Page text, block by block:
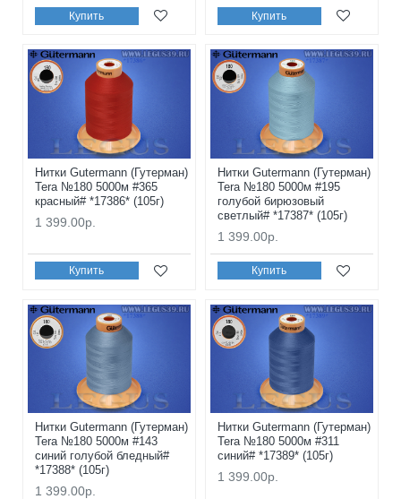
Купить Купить
Нитки Gutermann (Гутерман)
Tera №180 5000м #365
красный# *17386* (105г)
1 399.00р.
Купить
Нитки Gutermann (Гутерман)
Tera №180 5000м #195
голубой бирюзовый
светлый# *17387* (105г)
1 399.00р.
Купить
Нитки Gutermann (Гутерман)
Tera №180 5000м #143
синий голубой бледный#
*17388* (105г)
1 399.00р.
Нитки Gutermann (Гутерман)
Tera №180 5000м #311
синий# *17389* (105г)
1 399.00р.